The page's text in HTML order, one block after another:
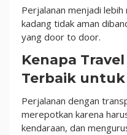
Perjalanan menjadi
kadang tidak aman
yang door to door.
Kenapa
Terbaik
Perjalanan dengan
merepotkan karena
kendaraan, dan